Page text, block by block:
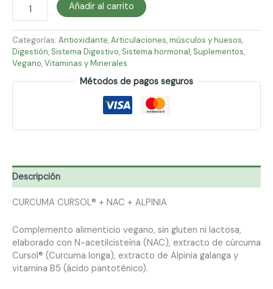
Añadir al carrito
Categorías: Antioxidante,Articulaciones, músculos y huesos,
Digestión, Sistema Digestivo, Sistema hormonal, Suplementos,
Vegano,Vitaminas y Minerales
Métodos de pagos seguros
Descripción
CURCUMA CURSOL® + NAC + ALPINIA
Complemento alimenticio vegano, sin gluten ni lactosa,
elaborado con N-acetilcisteína (NAC), extracto de cúrcuma
Cursol® (Curcuma longa), extracto de Alpinia galanga y
vitamina B5 (ácido pantoténico).